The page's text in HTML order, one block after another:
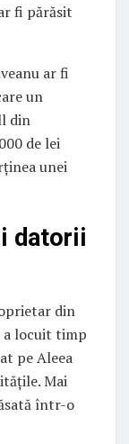
fi părăsit
ar fi
un
din
de lei
unei
datorii
din
a locuit timp
pe Aleea
Mai
într-o